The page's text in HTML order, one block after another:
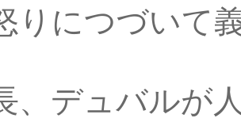
につづいて
デュバルが